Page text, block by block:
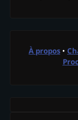
À propos •